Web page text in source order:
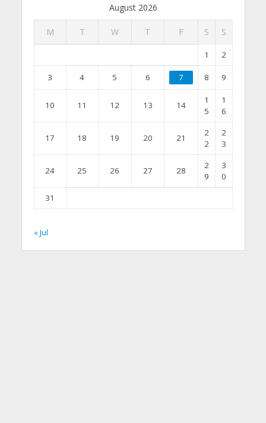
August 2026
M T W T F S S
1 2
3 4 5 6 7 8 9
10 11 12 13 14
1
5
1
6
17 18 19 20 21
2
2
2
3
24 25 26 27 28
2
9
3
0
31
« Jul